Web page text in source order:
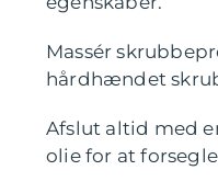
Massér
hårdhændet
Afslut altid med
olie for at